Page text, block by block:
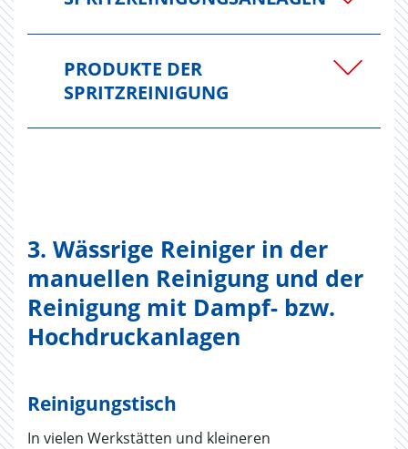
PRODUKTE DER
SPRITZREINIGUNG
3. Wässrige Reiniger in der
manuellen Reinigung und der
Reinigung mit Dampf- bzw.
Hochdruckanlagen
Reinigungstisch
In vielen Werkstätten und kleineren